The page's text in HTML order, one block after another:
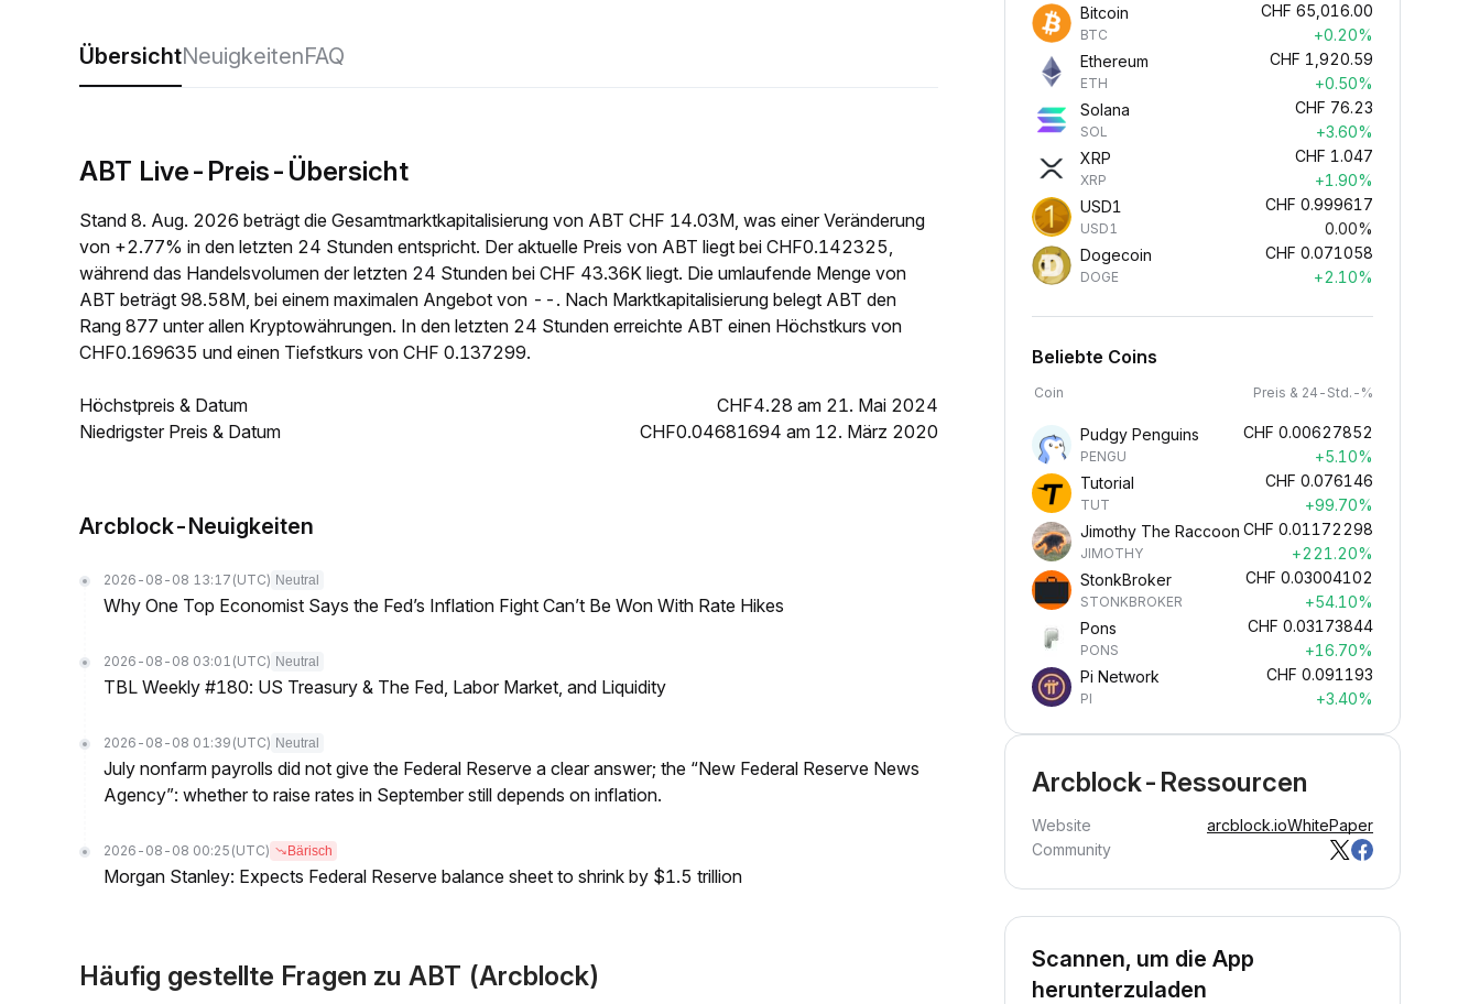
ÜbersichtNeuigkeitenFAQ
ABT Live-Preis-Übersicht
Stand 8. Aug. 2026 beträgt die Gesamtmarktkapitalisierung von ABT CHF 14.03M, was einer Veränderung
von +2.77% in den letzten 24 Stunden entspricht. Der aktuelle Preis von ABT liegt bei CHF0.142325,
während das Handelsvolumen der letzten 24 Stunden bei CHF 43.36K liegt. Die umlaufende Menge von
ABT beträgt 98.58M, bei einem maximalen Angebot von --. Nach Marktkapitalisierung belegt ABT den
Rang 877 unter allen Kryptowährungen. In den letzten 24 Stunden erreichte ABT einen Höchstkurs von
CHF0.169635 und einen Tiefstkurs von CHF 0.137299.
Höchstpreis & Datum
CHF4.28 am 21. Mai 2024
Niedrigster Preis & Datum
CHF0.04681694 am 12. März 2020
Arcblock-Neuigkeiten
2026-08-08 13:17 (UTC) Neutral
Why One Top Economist Says the Fed’s Inflation Fight Can’t Be Won With Rate Hikes
2026-08-08 03:01 (UTC) Neutral
TBL Weekly #180: US Treasury & The Fed, Labor Market, and Liquidity
2026-08-08 01:39 (UTC) Neutral
July nonfarm payrolls did not give the Federal Reserve a clear answer; the “New Federal Reserve News
Agency”: whether to raise rates in September still depends on inflation.
2026-08-08 00:25 (UTC) Bärisch
Morgan Stanley: Expects Federal Reserve balance sheet to shrink by $1.5 trillion
Häufig gestellte Fragen zu ABT (Arcblock)
Bitcoin
BTC
CHF 65,016.00
+0.20%
Ethereum
ETH
CHF 1,920.59
+0.50%
Solana
SOL
CHF 76.23
+3.60%
XRP
XRP
CHF 1.047
+1.90%
USD1
USD1
CHF 0.999617
0.00%
Dogecoin
DOGE
CHF 0.071058
+2.10%
Beliebte Coins
Coin Preis & 24-Std.-%
Pudgy Penguins
PENGU
CHF 0.00627852
+5.10%
Tutorial
TUT
CHF 0.076146
+99.70%
Jimothy The Raccoon
JIMOTHY
CHF 0.01172298
+221.20%
StonkBroker
STONKBROKER
CHF 0.03004102
+54.10%
Pons
PONS
CHF 0.03173844
+16.70%
Pi Network
PI
CHF 0.091193
+3.40%
Arcblock-Ressourcen
Website arcblock.ioWhitePaper
Community
Scannen, um die App
herunterzuladen